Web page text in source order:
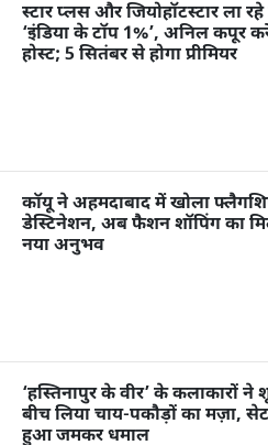
स्टार प्लस और जियोहॉटस्टार ला
‘इंडिया के टॉप 1%’, अनिल कपूर
होस्ट; 5 सितंबर से होगा प्रीमियर
कॉयू ने अहमदाबाद में खोला
डेस्टिनेशन, अब फैशन शॉपिंग का
नया अनुभव
‘हस्तिनापुर के वीर’ के कलाकारों ने
बीच लिया चाय-पकौड़ों का मज़ा,
हुआ जमकर धमाल